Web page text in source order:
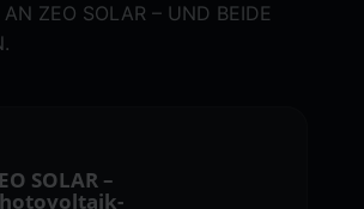
AN ZEO SOLAR – UND BEIDE
SOLAR –